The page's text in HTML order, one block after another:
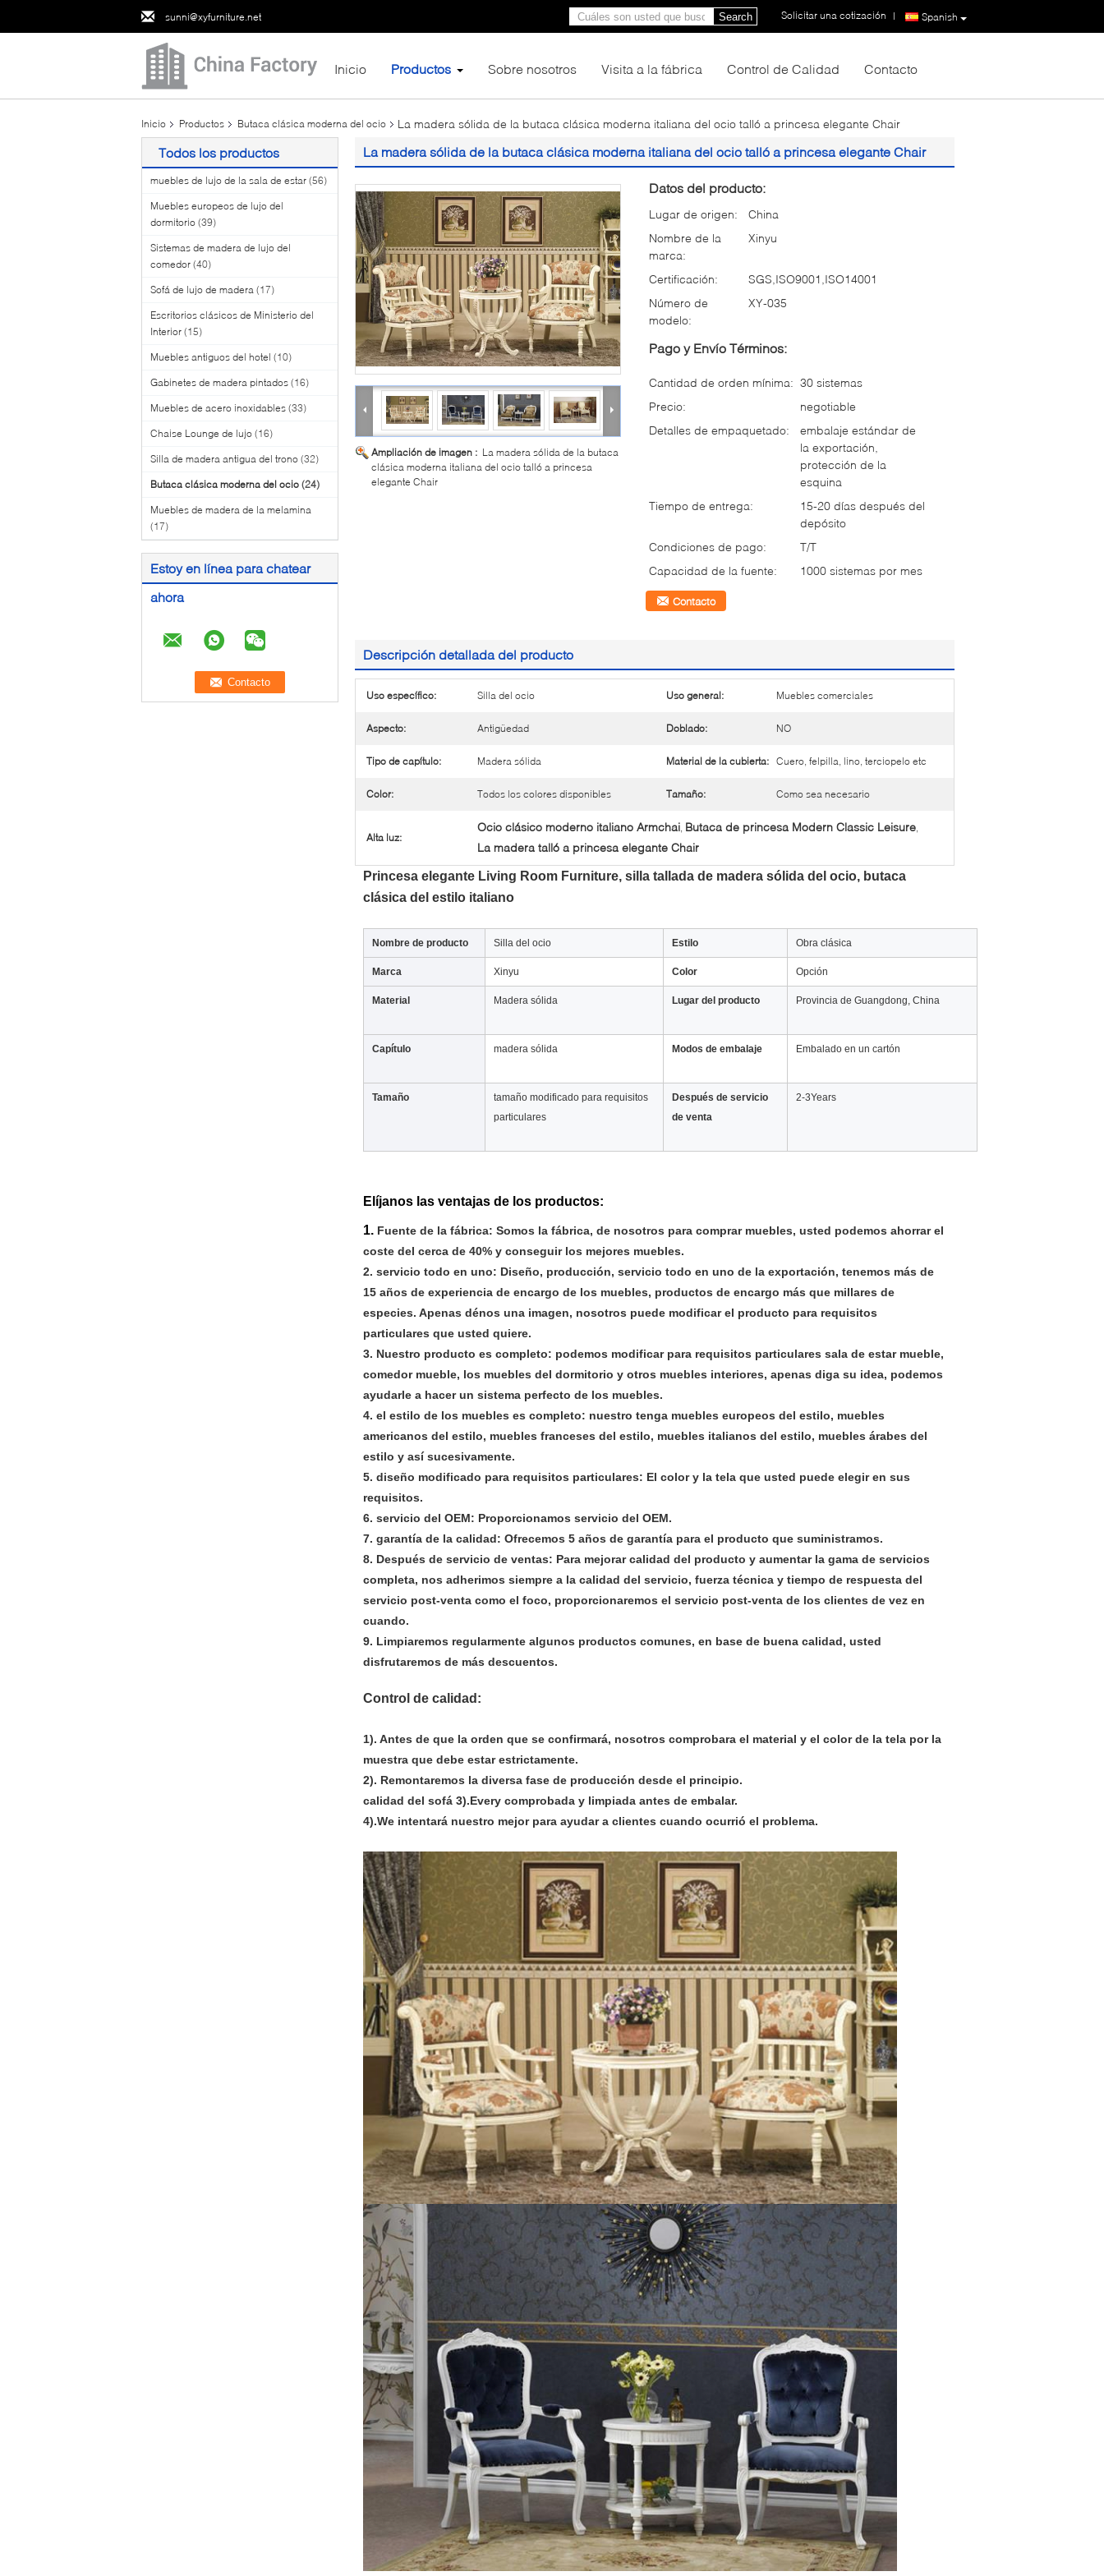
sunni@xyfurniture.net Spanish
Solicitar una cotización |
Search
Inicio Productos Sobre nosotros Visita a la fábrica Control de Calidad Contacto
Inicio Productos Butaca clásica moderna del ocio La madera sólida de la butaca clásica moderna italiana del ocio talló a princesa elegante Chair
Todos los productos
muebles de lujo de la sala de estar (56)
Muebles europeos de lujo del
dormitorio (39)
Sistemas de madera de lujo del
comedor (40)
Sofá de lujo de madera (17)
Escritorios clásicos de Ministerio del
Interior (15)
Muebles antiguos del hotel (10)
Gabinetes de madera pintados (16)
Muebles de acero inoxidables (33)
Chaise Lounge de lujo (16)
Silla de madera antigua del trono (32)
Butaca clásica moderna del ocio (24)
Muebles de madera de la melamina
(17)
Estoy en línea para chatear
ahora
La madera sólida de la butaca clásica moderna italiana del ocio talló a princesa elegante Chair
Ampliación de imagen : La madera sólida de la butaca
clásica moderna italiana del ocio talló a princesa
elegante Chair
Datos del producto:
Lugar de origen:
China
Nombre de la
marca:
Xinyu
Certificación:
SGS,ISO9001,ISO14001
Número de
modelo:
XY-035
Pago y Envío Términos:
Cantidad de orden mínima: 30 sistemas
Precio:
negotiable
Detalles de empaquetado:
embalaje estándar de
la exportación,
protección de la
esquina
Tiempo de entrega:
15-20 días después del
depósito
Condiciones de pago:
T/T
Capacidad de la fuente:
1000 sistemas por mes
Contacto
Descripción detallada del producto
Uso específico: Silla del ocio Uso general: Muebles comerciales
Aspecto: Antigüedad Doblado: NO
Tipo de capítulo: Madera sólida Material de la cubierta: Cuero, felpilla, lino, terciopelo etc
Color: Todos los colores disponibles Tamaño: Como sea necesario
Alta luz:
Ocio clásico moderno italiano Armchai, Butaca de princesa Modern Classic Leisure,
La madera talló a princesa elegante Chair
Princesa elegante Living Room Furniture, silla tallada de madera sólida del ocio, butaca
clásica del estilo italiano
Nombre de producto Silla del ocio Estilo Obra clásica
Marca Xinyu Color Opción
Material Madera sólida Lugar del producto Provincia de Guangdong, China
Capítulo madera sólida Modos de embalaje Embalado en un cartón
Tamaño
tamaño modificado para requisitos
particulares
Después de servicio
de venta
2-3Years
Elíjanos las ventajas de los productos:
1. Fuente de la fábrica: Somos la fábrica, de nosotros para comprar muebles, usted podemos ahorrar el
coste del cerca de 40% y conseguir los mejores muebles.
2. servicio todo en uno: Diseño, producción, servicio todo en uno de la exportación, tenemos más de
15 años de experiencia de encargo de los muebles, productos de encargo más que millares de
especies. Apenas dénos una imagen, nosotros puede modificar el producto para requisitos
particulares que usted quiere.
3. Nuestro producto es completo: podemos modificar para requisitos particulares sala de estar mueble,
comedor mueble, los muebles del dormitorio y otros muebles interiores, apenas diga su idea, podemos
ayudarle a hacer un sistema perfecto de los muebles.
4. el estilo de los muebles es completo: nuestro tenga muebles europeos del estilo, muebles
americanos del estilo, muebles franceses del estilo, muebles italianos del estilo, muebles árabes del
estilo y así sucesivamente.
5. diseño modificado para requisitos particulares: El color y la tela que usted puede elegir en sus
requisitos.
6. servicio del OEM: Proporcionamos servicio del OEM.
7. garantía de la calidad: Ofrecemos 5 años de garantía para el producto que suministramos.
8. Después de servicio de ventas: Para mejorar calidad del producto y aumentar la gama de servicios
completa, nos adherimos siempre a la calidad del servicio, fuerza técnica y tiempo de respuesta del
servicio post-venta como el foco, proporcionaremos el servicio post-venta de los clientes de vez en
cuando.
9. Limpiaremos regularmente algunos productos comunes, en base de buena calidad, usted
disfrutaremos de más descuentos.
Control de calidad:
1). Antes de que la orden que se confirmará, nosotros comprobara el material y el color de la tela por la
muestra que debe estar estrictamente.
2). Remontaremos la diversa fase de producción desde el principio.
calidad del sofá 3).Every comprobada y limpiada antes de embalar.
4).We intentará nuestro mejor para ayudar a clientes cuando ocurrió el problema.